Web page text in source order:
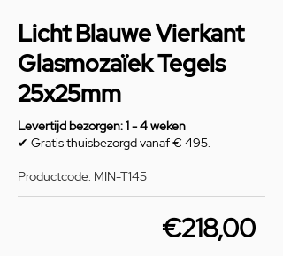
Licht Blauwe Vierkant
Glasmozaïek Tegels
25x25mm
Levertijd bezorgen: 1 - 4 weken
✔ Gratis thuisbezorgd vanaf € 495.-
Productcode: MIN-T145
€218,00